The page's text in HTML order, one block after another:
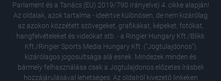
Parlament és a Tanács (EU) 2019/790 Irányelve) 4. cikke alapján!
Az oldalak, azok tartalma - ideértve különösen, de nem kizárólag
az azokon közzétett szövegeket, grafikákat, képeket, fotókat,
hangfelvételeket és videókat stb. - a Ringier Hungary Kft./Blikk
Kft./Ringier Sports Media Hungary Kft. ("Jogtulajdonos")
kizárólagos jogosultsága alá esnek. Mindezek minden és
bármely felhasználása csak a Jogtulajdonos előzetes írásbeli
hozzájárulásával lehetséges. Az oldalról kivezető linkeken